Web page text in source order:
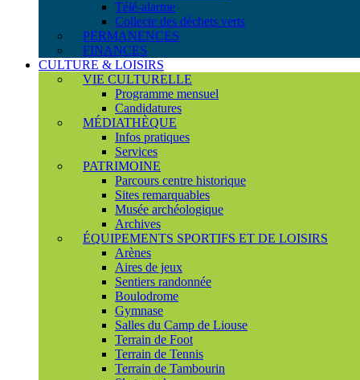
Télé-alarme
Collecte des déchets verts
PERMANENCES
FINANCES
CULTURE & LOISIRS
VIE CULTURELLE
Programme mensuel
Candidatures
MÉDIATHÈQUE
Infos pratiques
Services
PATRIMOINE
Parcours centre historique
Sites remarquables
Musée archéologique
Archives
ÉQUIPEMENTS SPORTIFS ET DE LOISIRS
Arènes
Aires de jeux
Sentiers randonnée
Boulodrome
Gymnase
Salles du Camp de Liouse
Terrain de Foot
Terrain de Tennis
Terrain de Tambourin